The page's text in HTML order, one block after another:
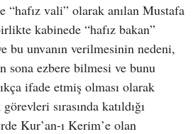
“hafız vali” olarak anılan Mustafa
kabinede “hafız bakan”
bu unvanın verilmesinin nedeni,
sona ezbere bilmesi ve bunu
ifade etmiş olması olarak
sırasında katıldığı
Kur’an-ı Kerim’e olan